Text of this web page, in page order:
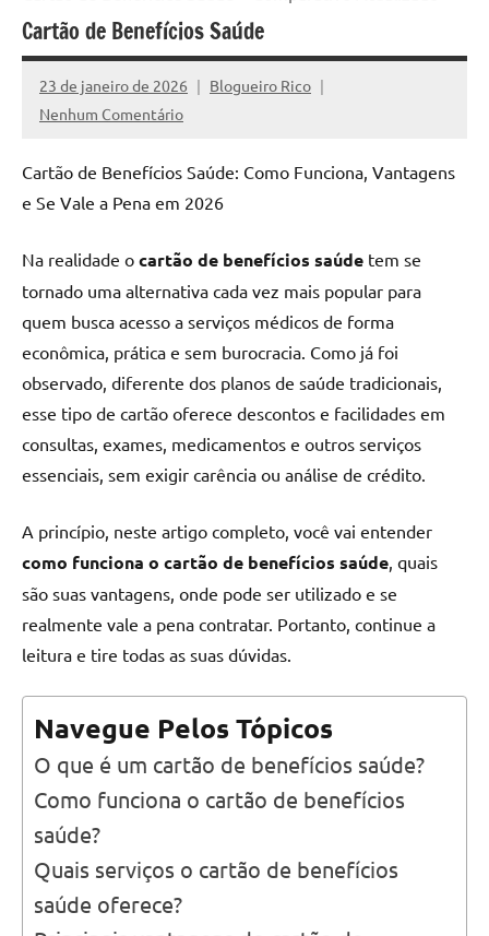
e
sem
promessas
falsas.
Cartão de Benefícios Saúde
23 de janeiro de 2026
Blogueiro Rico
Nenhum Comentário
Cartão de Benefícios Saúde: Como Funciona, Vantagens
e Se Vale a Pena em 2026
Na realidade o cartão de benefícios saúde tem se
tornado uma alternativa cada vez mais popular para
quem busca acesso a serviços médicos de forma
econômica, prática e sem burocracia. Como já foi
observado, diferente dos planos de saúde tradicionais,
esse tipo de cartão oferece descontos e facilidades em
consultas, exames, medicamentos e outros serviços
essenciais, sem exigir carência ou análise de crédito.
A princípio, neste artigo completo, você vai entender
como funciona o cartão de benefícios saúde, quais
são suas vantagens, onde pode ser utilizado e se
realmente vale a pena contratar. Portanto, continue a
leitura e tire todas as suas dúvidas.
Navegue Pelos Tópicos
O que é um cartão de benefícios saúde?
Como funciona o cartão de benefícios
saúde?
Quais serviços o cartão de benefícios
saúde oferece?